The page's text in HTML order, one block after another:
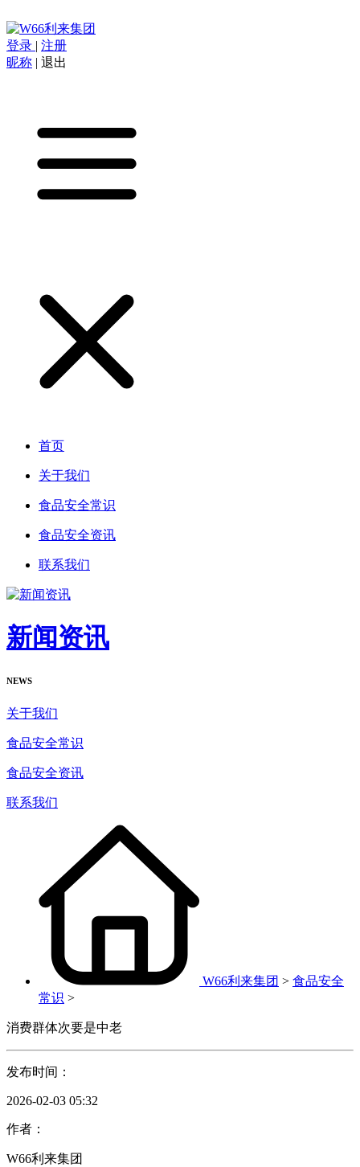
登录 | 注册
昵称 | 退出
首页
关于我们
食品安全常识
食品安全资讯
联系我们
新闻资讯
NEWS
关于我们
食品安全常识
食品安全资讯
联系我们
W66利来集团 > 食品安全
常识 >
消费群体次要是中老
发布时间：
2026-02-03 05:32
作者：
W66利来集团